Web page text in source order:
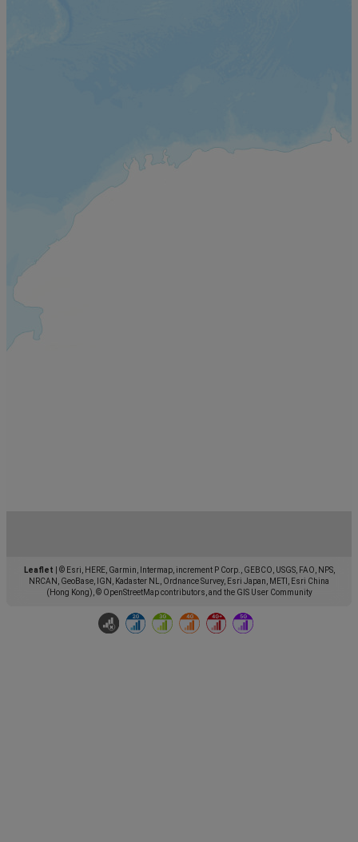
Leaflet
© Esri, HERE, Garmin, Intermap, increment P Corp., GEBCO, USGS, FAO, NPS,
NRCAN, GeoBase, IGN, Kadaster NL, Ordnance Survey, Esri Japan, METI, Esri China
(Hong Kong), © OpenStreetMap contributors, and the GIS User Community